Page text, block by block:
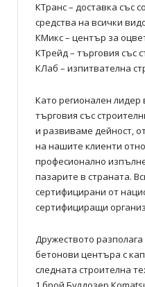
КТранс – доставка със
средства на всички
КМикс – център за
КТрейд – търговия със
КЛаб – изпитвателна
Като регионален лидер
търговия със
и развиваме дейност,
на нашите клиенти
професионално
пазарите в страната.
сертифицирани от
сертифициращи
Дружеството
бетонови центъра с
следната строителна